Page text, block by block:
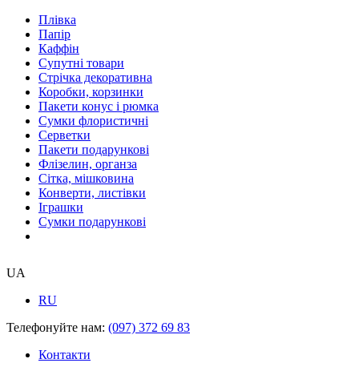
Плівка
Папір
Каффін
Супутні товари
Стрічка декоративна
Коробки, корзинки
Пакети конус і рюмка
Сумки флористичні
Серветки
Пакети подарункові
Флізелин, органза
Сітка, мішковина
Конверти, листівки
Іграшки
Сумки подарункові
UA
RU
Телефонуйте нам: (097) 372 69 83
Контакти